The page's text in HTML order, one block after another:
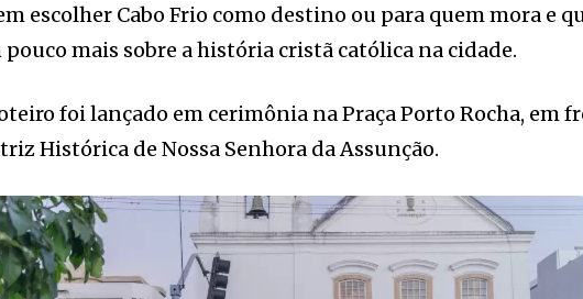
escolher Cabo Frio como destino ou para quem mora e
pouco mais sobre a história cristã católica na cidade.
foi lançado em cerimônia na Praça Porto Rocha, em
Histórica de Nossa Senhora da Assunção.